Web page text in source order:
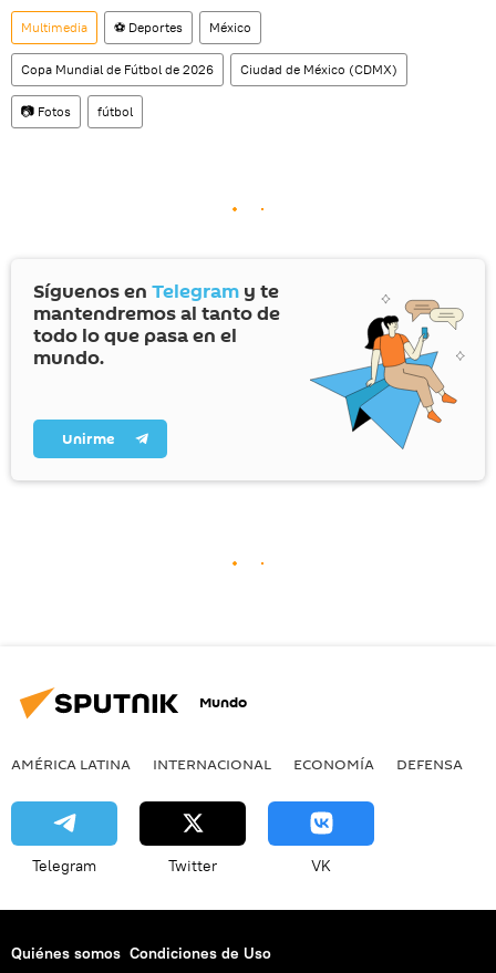
Multimedia ⚽ Deportes México
Copa Mundial de Fútbol de 2026 Ciudad de México (CDMX)
📷 Fotos fútbol
Síguenos en Telegram y te
mantendremos al tanto de
todo lo que pasa en el
mundo.
Unirme
Mundo
AMÉRICA LATINA INTERNACIONAL ECONOMÍA DEFENSA
Telegram Twitter VK
Quiénes somos Condiciones de Uso